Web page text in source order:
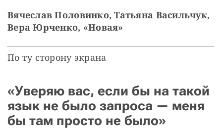
Вячеслав Половинко, Татьяна Васильчук,
Вера Юрченко, «Новая»
По ту сторону экрана
«Уверяю вас, если бы на такой
язык не было запроса — меня
бы там просто не было»